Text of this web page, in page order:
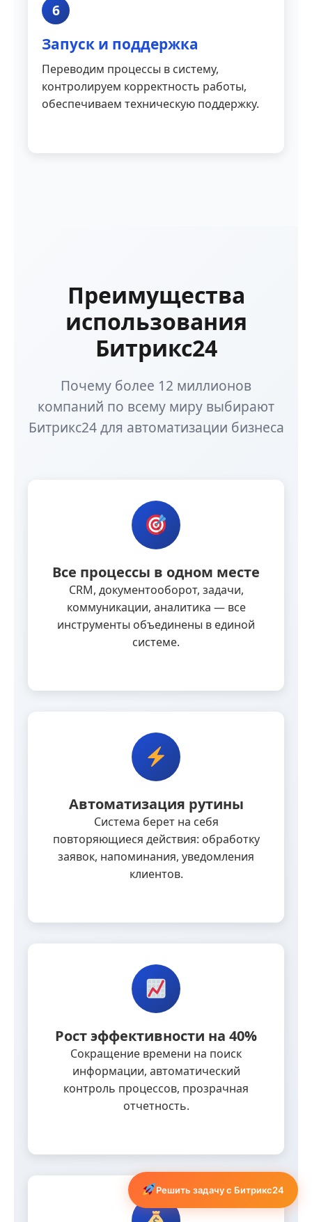
6
Запуск и поддержка
Переводим процессы в систему,
контролируем корректность работы,
обеспечиваем техническую поддержку.
Преимущества
использования
Битрикс24
Почему более 12 миллионов
компаний по всему миру выбирают
Битрикс24 для автоматизации бизнеса
Все процессы в одном месте
CRM, документооборот, задачи,
коммуникации, аналитика — все
инструменты объединены в единой
системе.
Автоматизация рутины
Система берет на себя
повторяющиеся действия: обработку
заявок, напоминания, уведомления
клиентов.
Рост эффективности на 40%
Сокращение времени на поиск
информации, автоматический
контроль процессов, прозрачная
отчетность.
Решить задачу с Битрикс24